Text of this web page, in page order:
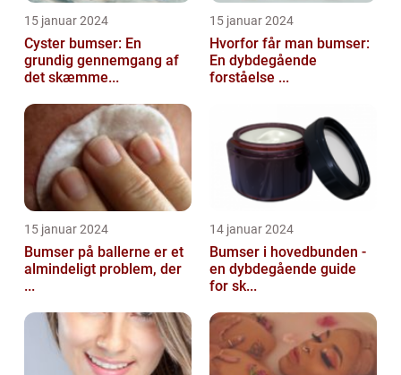
15 januar 2024
Cyster bumser: En
grundig gennemgang af
det skæmme...
15 januar 2024
Hvorfor får man bumser:
En dybdegående
forståelse ...
15 januar 2024
Bumser på ballerne er et
almindeligt problem, der
...
14 januar 2024
Bumser i hovedbunden -
en dybdegående guide
for sk...